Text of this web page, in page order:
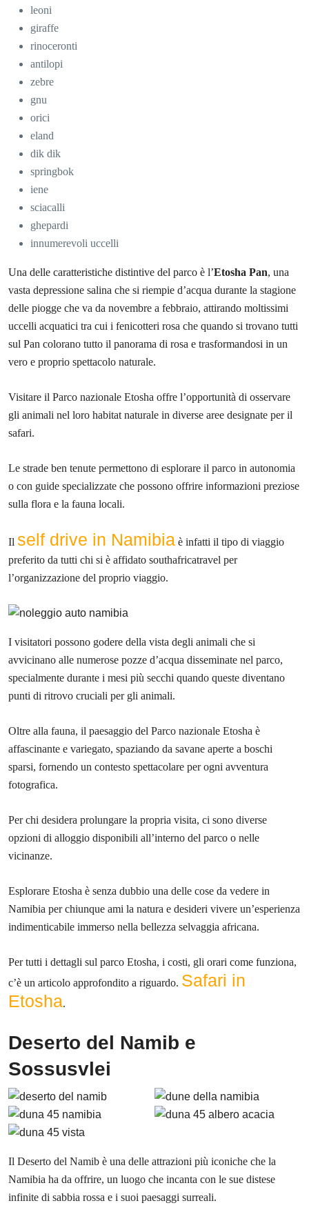
leoni
giraffe
rinoceronti
antilopi
zebre
gnu
orici
eland
dik dik
springbok
iene
sciacalli
ghepardi
innumerevoli uccelli
Una delle caratteristiche distintive del parco è l’Etosha Pan, una
vasta depressione salina che si riempie d’acqua durante la stagione
delle piogge che va da novembre a febbraio, attirando moltissimi
uccelli acquatici tra cui i fenicotteri rosa che quando si trovano tutti
sul Pan colorano tutto il panorama di rosa e trasformandosi in un
vero e proprio spettacolo naturale.
Visitare il Parco nazionale Etosha offre l’opportunità di osservare
gli animali nel loro habitat naturale in diverse aree designate per il
safari.
Le strade ben tenute permettono di esplorare il parco in autonomia
o con guide specializzate che possono offrire informazioni preziose
sulla flora e la fauna locali.
Il self drive in Namibia è infatti il tipo di viaggio
preferito da tutti chi si è affidato southafricatravel per
l’organizzazione del proprio viaggio.
I visitatori possono godere della vista degli animali che si
avvicinano alle numerose pozze d’acqua disseminate nel parco,
specialmente durante i mesi più secchi quando queste diventano
punti di ritrovo cruciali per gli animali.
Oltre alla fauna, il paesaggio del Parco nazionale Etosha è
affascinante e variegato, spaziando da savane aperte a boschi
sparsi, fornendo un contesto spettacolare per ogni avventura
fotografica.
Per chi desidera prolungare la propria visita, ci sono diverse
opzioni di alloggio disponibili all’interno del parco o nelle
vicinanze.
Esplorare Etosha è senza dubbio una delle cose da vedere in
Namibia per chiunque ami la natura e desideri vivere un’esperienza
indimenticabile immerso nella bellezza selvaggia africana.
Per tutti i dettagli sul parco Etosha, i costi, gli orari come funziona,
c’è un articolo approfondito a riguardo. Safari in
Etosha.
Deserto del Namib e
Sossusvlei
Il Deserto del Namib è una delle attrazioni più iconiche che la
Namibia ha da offrire, un luogo che incanta con le sue distese
infinite di sabbia rossa e i suoi paesaggi surreali.